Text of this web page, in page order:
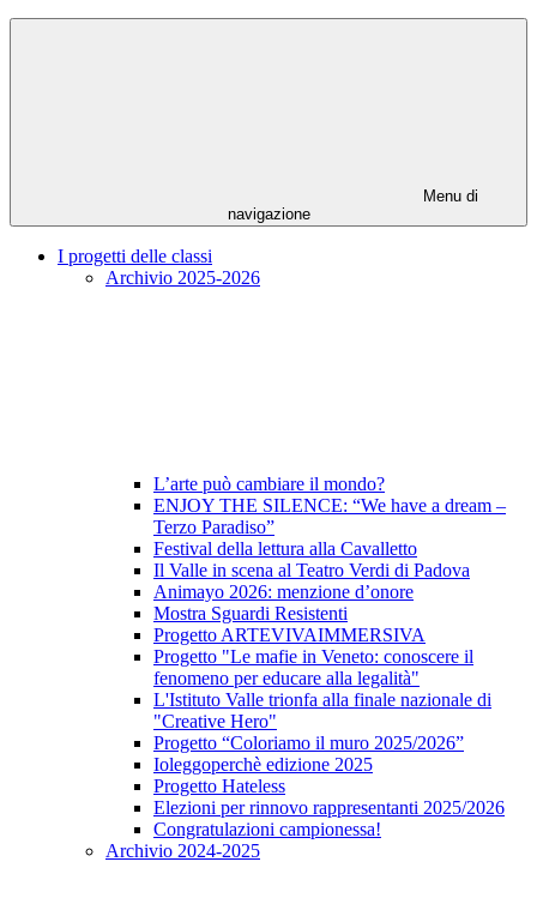
Menu di
navigazione
I progetti delle classi
Archivio 2025-2026
L’arte può cambiare il mondo?
ENJOY THE SILENCE: “We have a dream –
Terzo Paradiso”
Festival della lettura alla Cavalletto
Il Valle in scena al Teatro Verdi di Padova
Animayo 2026: menzione d’onore
Mostra Sguardi Resistenti
Progetto ARTEVIVAIMMERSIVA
Progetto "Le mafie in Veneto: conoscere il
fenomeno per educare alla legalità"
L'Istituto Valle trionfa alla finale nazionale di
"Creative Hero"
Progetto “Coloriamo il muro 2025/2026”
Ioleggoperchè edizione 2025
Progetto Hateless
Elezioni per rinnovo rappresentanti 2025/2026
Congratulazioni campionessa!
Archivio 2024-2025